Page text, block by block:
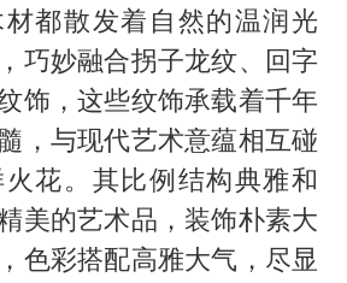
都散发着自然的温润光
巧妙融合拐子龙纹、回字
饰，这些纹饰承载着千年
，与现代艺术意蕴相互碰
花。其比例结构典雅和
美的艺术品，装饰朴素大
色彩搭配高雅大气，尽显